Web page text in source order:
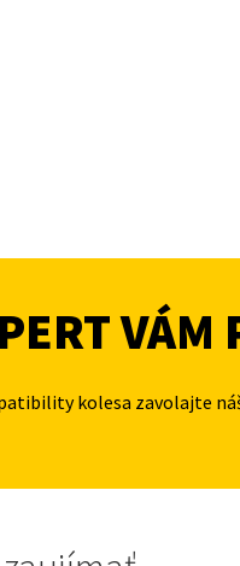
VÁM
kolesa zavolajte